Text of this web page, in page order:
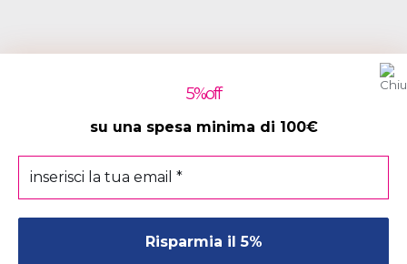
5%off
su una spesa minima di 100€
tua
email